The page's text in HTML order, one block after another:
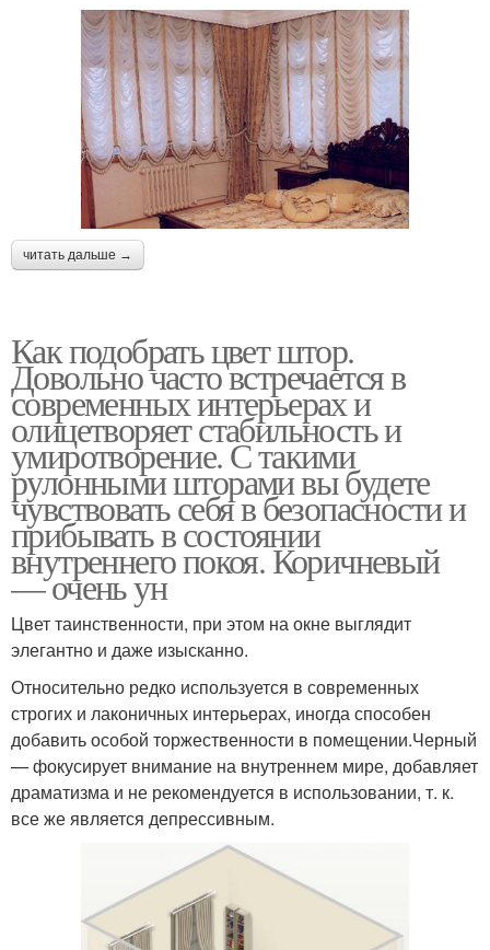
читать дальше →
Как подобрать цвет штор.
Довольно часто встречается в
современных интерьерах и
олицетворяет стабильность и
умиротворение. С такими
рулонными шторами вы будете
чувствовать себя в безопасности и
прибывать в состоянии
внутреннего покоя. Коричневый
— очень ун
Цвет таинственности, при этом на окне выглядит
элегантно и даже изысканно.
Относительно редко используется в современных
строгих и лаконичных интерьерах, иногда способен
добавить особой торжественности в помещении.Черный
— фокусирует внимание на внутреннем мире, добавляет
драматизма и не рекомендуется в использовании, т. к.
все же является депрессивным.